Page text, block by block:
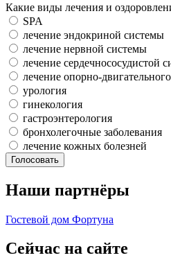
Какие виды лечения и
SPA
лечение эндокриной системы
лечение нервной системы
лечение сердечнососудистой
лечение опорно-
урология
гинекология
гастроэнтерология
бронхолегочные заболевания
лечение кожных болезней
Наши партнёры
Гостевой дом Фортуна
Сейчас на сайте